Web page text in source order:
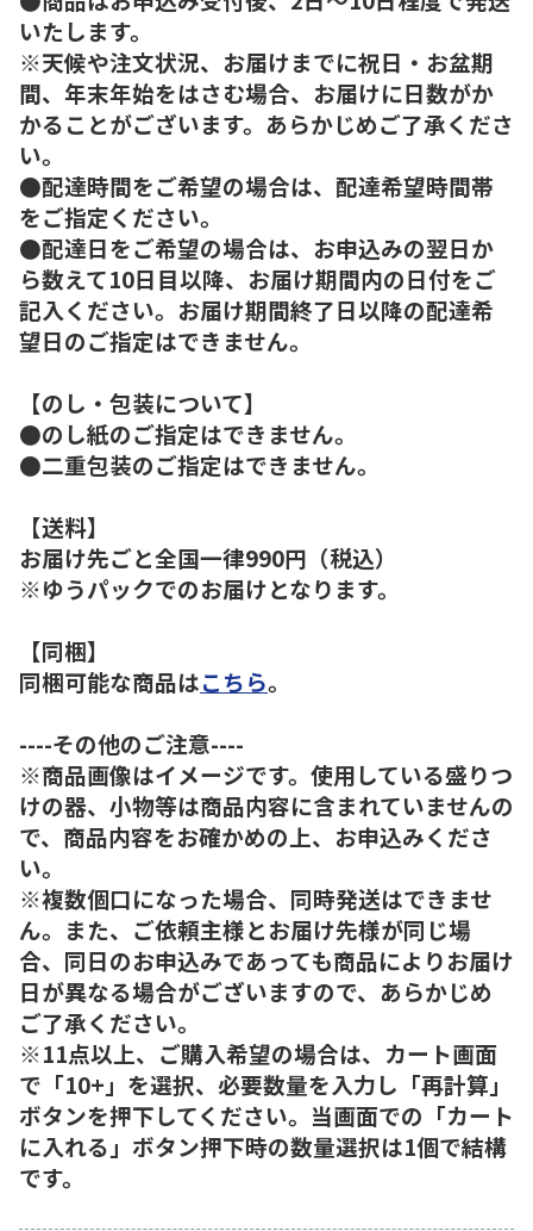
いたします。
※天候や注文状況、お届けまでに祝日・お盆期
間、年末年始をはさむ場合、お届けに日数がか
かることがございます。あらかじめご了承くださ
い。
●配達時間をご希望の場合は、配達希望時間帯
をご指定ください。
●配達日をご希望の場合は、お申込みの翌日か
ら数えて10日目以降、お届け期間内の日付をご
記入ください。お届け期間終了日以降の配達希
望日のご指定はできません。
【のし・包装について】
●のし紙のご指定はできません。
●二重包装のご指定はできません。
【送料】
お届け先ごと全国一律990円（税込）
※ゆうパックでのお届けとなります。
【同梱】
同梱可能な商品はこちら。
----その他のご注意----
※商品画像はイメージです。使用している盛りつ
けの器、小物等は商品内容に含まれていませんの
で、商品内容をお確かめの上、お申込みくださ
い。
※複数個口になった場合、同時発送はできませ
ん。また、ご依頼主様とお届け先様が同じ場
合、同日のお申込みであっても商品によりお届け
日が異なる場合がございますので、あらかじめ
ご了承ください。
※11点以上、ご購入希望の場合は、カート画面
で「10+」を選択、必要数量を入力し「再計算」
ボタンを押下してください。当画面での「カート
に入れる」ボタン押下時の数量選択は1個で結構
です。